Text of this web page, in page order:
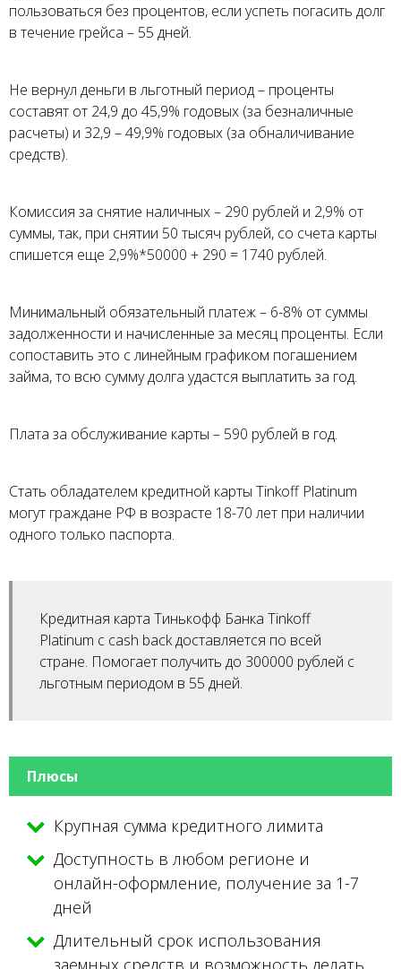
пользоваться без процентов, если успеть погасить долг
в течение грейса – 55 дней.
Не вернул деньги в льготный период – проценты
составят от 24,9 до 45,9% годовых (за безналичные
расчеты) и 32,9 – 49,9% годовых (за обналичивание
средств).
Комиссия за снятие наличных – 290 рублей и 2,9% от
суммы, так, при снятии 50 тысяч рублей, со счета карты
спишется еще 2,9%*50000 + 290 = 1740 рублей.
Минимальный обязательный платеж – 6-8% от суммы
задолженности и начисленные за месяц проценты. Если
сопоставить это с линейным графиком погашением
займа, то всю сумму долга удастся выплатить за год.
Плата за обслуживание карты – 590 рублей в год.
Стать обладателем кредитной карты Tinkoff Platinum
могут граждане РФ в возрасте 18-70 лет при наличии
одного только паспорта.
Кредитная карта Тинькофф Банка Tinkoff
Platinum с cash back доставляется по всей
стране. Помогает получить до 300000 рублей с
льготным периодом в 55 дней.
Плюсы
Крупная сумма кредитного лимита
Доступность в любом регионе и
онлайн-оформление, получение за 1-7
дней
Длительный срок использования
заемных средств и возможность делать